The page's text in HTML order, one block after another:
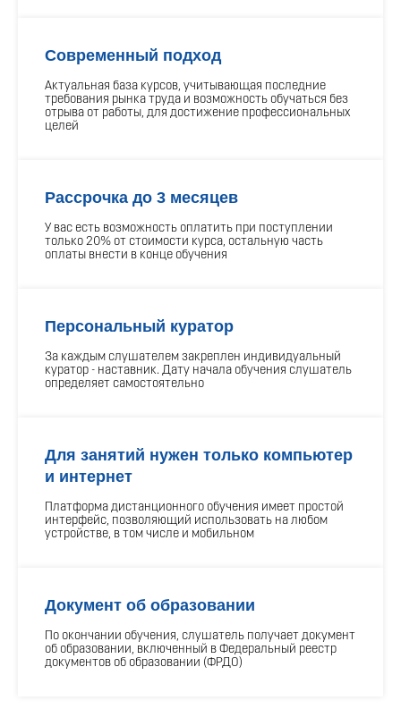
Современный подход
Актуальная база курсов, учитывающая последние
требования рынка труда и возможность обучаться без
отрыва от работы, для достижение профессиональных
целей
Рассрочка до 3 месяцев
У вас есть возможность оплатить при поступлении
только 20% от стоимости курса, остальную часть
оплаты внести в конце обучения
Персональный куратор
За каждым слушателем закреплен индивидуальный
куратор - наставник. Дату начала обучения слушатель
определяет самостоятельно
Для занятий нужен только компьютер
и интернет
Платформа дистанционного обучения имеет простой
интерфейс, позволяющий использовать на любом
устройстве, в том числе и мобильном
Документ об образовании
По окончании обучения, слушатель получает документ
об образовании, включенный в Федеральный реестр
документов об образовании (ФРДО)